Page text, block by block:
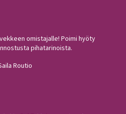
omistajalle! Poimi hyöty
pihatarinoista.
Routio